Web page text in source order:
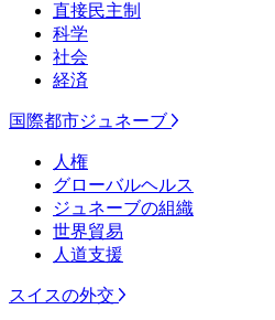
直接民主制
科学
社会
経済
国際都市ジュネーブ
人権
グローバルヘルス
ジュネーブの組織
世界貿易
人道支援
スイスの外交